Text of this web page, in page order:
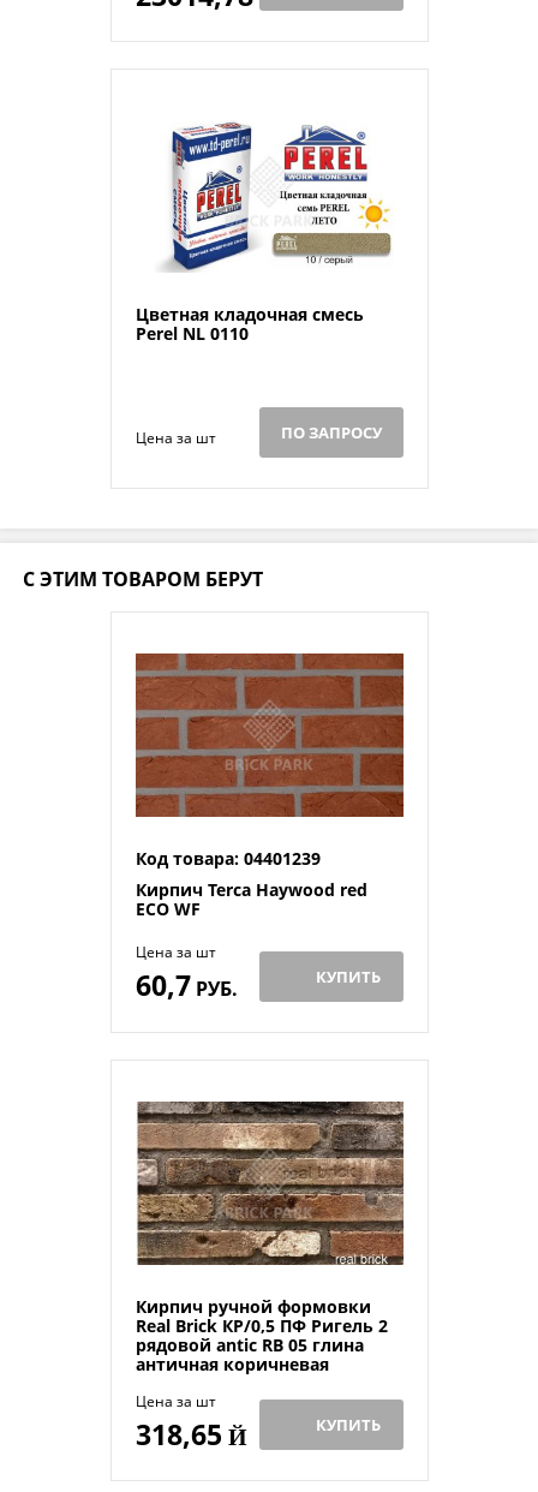
Цветная кладочная смесь
Perel NL 0110
Цена за шт ПО ЗАПРОСУ
С ЭТИМ ТОВАРОМ БЕРУТ
Код товара: 04401239
Кирпич Terca Haywood red
ECO WF
Цена за шт
60,7 РУБ. КУПИТЬ
Кирпич ручной формовки
Real Brick КР/0,5 ПФ Ригель 2
рядовой antic RB 05 глина
античная коричневая
Цена за шт
318,65 Й КУПИТЬ